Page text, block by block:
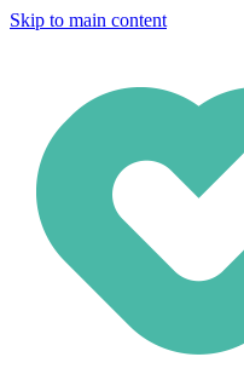
Skip to main content